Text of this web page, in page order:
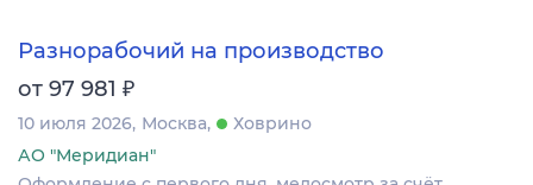
Разнорабочий на производство
от 97 981 ₽
10 июля 2026 Москва
Ховрино
АО "Меридиан"